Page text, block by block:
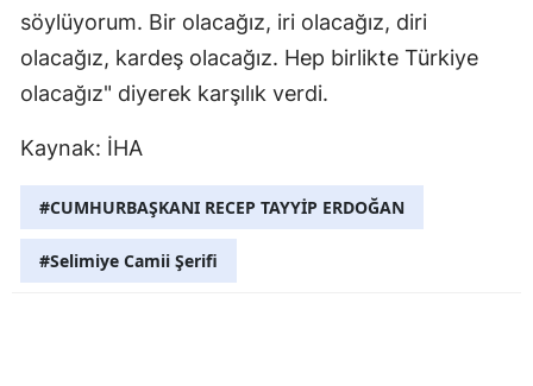
söylüyorum. Bir olacağız, iri olacağız, diri
olacağız, kardeş olacağız. Hep birlikte Türkiye
olacağız" diyerek karşılık verdi.
Kaynak: İHA
#CUMHURBAŞKANI RECEP TAYYİP ERDOĞAN
#Selimiye Camii Şerifi